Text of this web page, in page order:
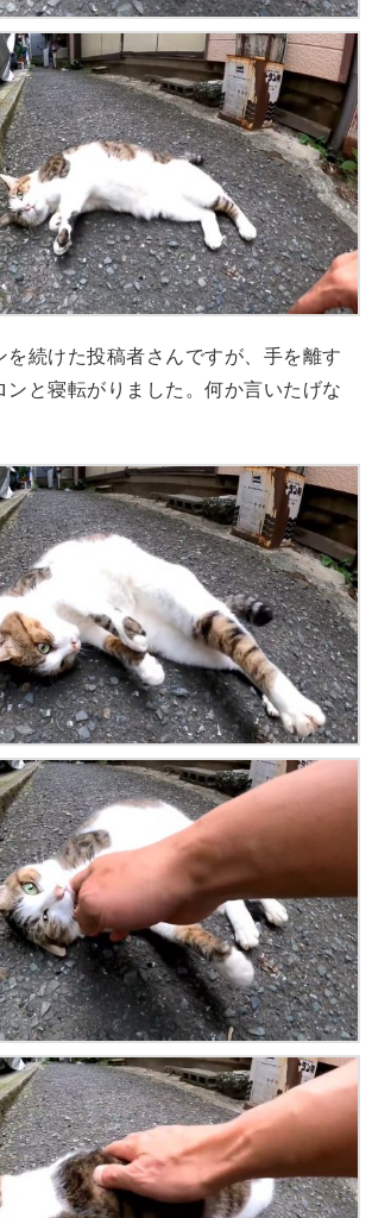
続けた投稿者さんですが、手を離す
ンと寝転がりました。何か言いたげな